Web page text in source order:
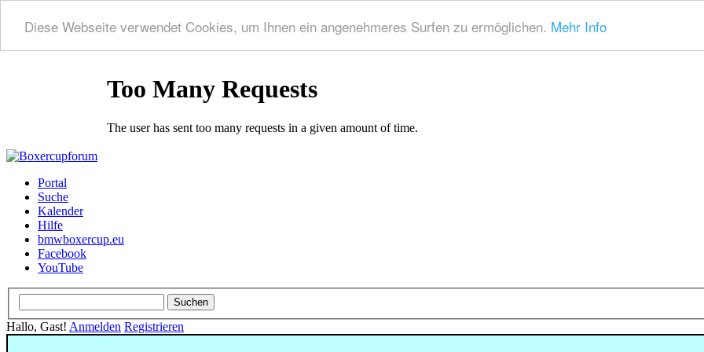
Diese Webseite verwendet Cookies, um Ihnen ein angenehmeres Surfen zu ermöglichen. Mehr Info
Portal
Suche
Kalender
Hilfe
bmwboxercup.eu
Facebook
YouTube
Hallo, Gast! Anmelden Registrieren